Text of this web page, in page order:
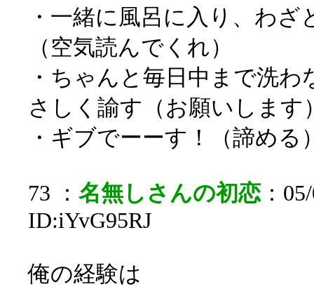
・一緒に風呂に入り、わ
（空気読んでくれ）
・ちゃんと毎日中まで洗
さしく諭す（お願いします
・ギブでーーす！（諦める
73 ： 名無しさんの初恋：
ID:iYvG95RJ
俺の経験は